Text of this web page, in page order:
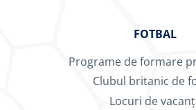
FOTBAL
Programe de formare
Clubul britanic de
Locuri de